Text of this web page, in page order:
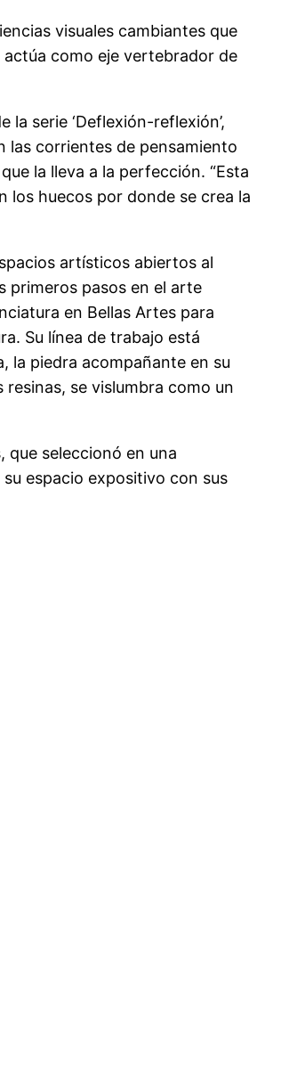
visuales cambiantes que
como eje vertebrador de
serie ‘Deflexión-reflexión’,
las corrientes de pensamiento
la lleva a la perfección. “Esta
los huecos por donde se crea la
artísticos abiertos al
primeros pasos en el arte
en Bellas Artes para
Su línea de trabajo está
la piedra acompañante en su
se vislumbra como un
que seleccionó en una
espacio expositivo con sus